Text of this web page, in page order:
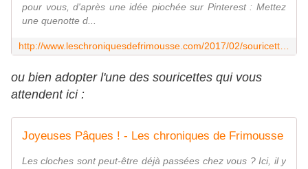
pour vous, d'après une idée piochée sur Pinterest : Mettez
une quenotte d...
ou bien adopter l'une des souricettes qui vous
attendent ici :
Joyeuses Pâques ! - Les chroniques de Frimousse
Les cloches sont peut-être déjà passées chez vous ? Ici, il y